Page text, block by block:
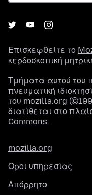
Επισκεφθείτε το
κερδοσκοπική
Τμήματα αυτού του
πνευματική
του mozilla.org
διατίθεται στο
Commons.
mozilla.org
Όροι υπηρεσίας
Απόρρητο